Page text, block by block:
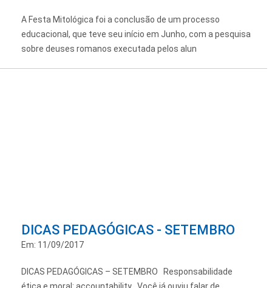
A Festa Mitológica foi a conclusão de um processo
educacional, que teve seu início em Junho, com a pesquisa
sobre deuses romanos executada pelos alun
DICAS PEDAGÓGICAS - SETEMBRO
Em: 11/09/2017
DICAS PEDAGÓGICAS – SETEMBRO Responsabilidade
ética e moral: accountability Você já ouviu falar de